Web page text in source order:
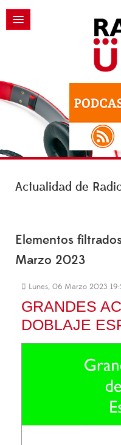
Actualidad de
Elementos
Marzo 2023
Lunes, 06 Marzo 2023
GRANDES
DOBLAJE